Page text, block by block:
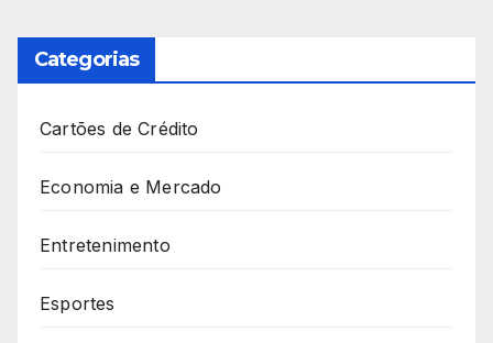
Categorias
Cartões de Crédito
Economia e Mercado
Entretenimento
Esportes